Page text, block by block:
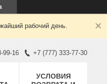
рабочий день.
99-16 +7 (777) 333-77-30
УСЛОВИЯ